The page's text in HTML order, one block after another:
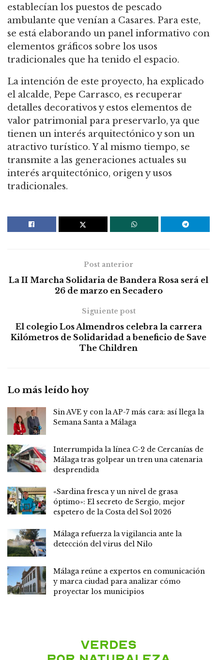
establecían los puestos de pescado
ambulante que venían a Casares. Para este,
se está elaborando un panel informativo con
elementos gráficos sobre los usos
tradicionales que ha tenido el espacio.
La intención de este proyecto, ha explicado
el alcalde, Pepe Carrasco, es recuperar
detalles decorativos y estos elementos de
valor patrimonial para preservarlo, ya que
tienen un interés arquitectónico y son un
atractivo turístico. Y al mismo tiempo, se
transmite a las generaciones actuales su
interés arquitectónico, origen y usos
tradicionales.
Post anterior
La II Marcha Solidaria de Bandera Rosa será el
26 de marzo en Secadero
Siguiente post
El colegio Los Almendros celebra la carrera
Kilómetros de Solidaridad a beneficio de Save
The Children
Lo más leído hoy
Sin AVE y con la AP-7 más cara: así llega la
Semana Santa a Málaga
Interrumpida la línea C-2 de Cercanías de
Málaga tras golpear un tren una catenaria
desprendida
«Sardina fresca y un nivel de grasa
óptimo»: El secreto de Sergio, mejor
espetero de la Costa del Sol 2026
Málaga refuerza la vigilancia ante la
detección del virus del Nilo
Málaga reúne a expertos en comunicación
y marca ciudad para analizar cómo
proyectar los municipios